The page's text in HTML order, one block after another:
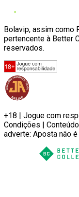
Bolavip, assim como
pertencente à Better
reservados.
+18 | Jogue com
Condições |
adverte: Aposta não